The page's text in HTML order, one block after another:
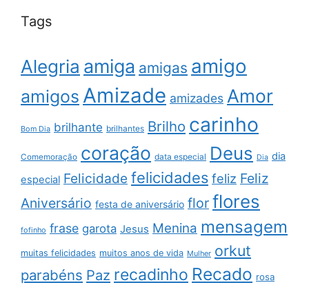
Tags
Alegria amiga amigas amigo
amigos Amizade amizades Amor
Bom Dia brilhante brilhantes Brilho carinho
Comemoração coração data especial Deus Dia dia
especial Felicidade felicidades feliz Feliz
Aniversário festa de aniversário flor flores
fofinho frase garota Jesus Menina mensagem
muitas felicidades muitos anos de vida Mulher orkut
parabéns Paz recadinho Recado rosa